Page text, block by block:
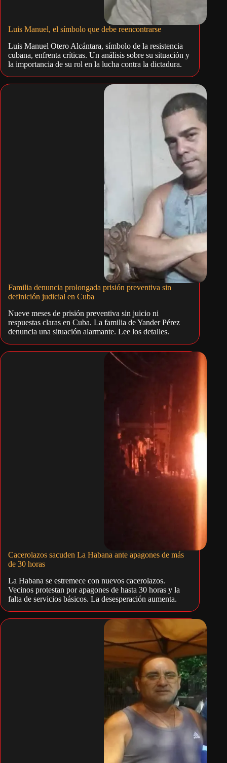
Luis Manuel, el símbolo que debe reencontrarse
Luis Manuel Otero Alcántara, símbolo de la resistencia
cubana, enfrenta críticas. Un análisis sobre su situación y
la importancia de su rol en la lucha contra la dictadura.
Familia denuncia prolongada prisión preventiva sin
definición judicial en Cuba
Nueve meses de prisión preventiva sin juicio ni
respuestas claras en Cuba. La familia de Yander Pérez
denuncia una situación alarmante. Lee los detalles.
Cacerolazos sacuden La Habana ante apagones de más
de 30 horas
La Habana se estremece con nuevos cacerolazos.
Vecinos protestan por apagones de hasta 30 horas y la
falta de servicios básicos. La desesperación aumenta.